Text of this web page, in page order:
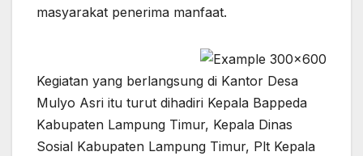
masyarakat penerima manfaat.
Kegiatan yang berlangsung di Kantor Desa
Mulyo Asri itu turut dihadiri Kepala Bappeda
Kabupaten Lampung Timur, Kepala Dinas
Sosial Kabupaten Lampung Timur, Plt Kepala